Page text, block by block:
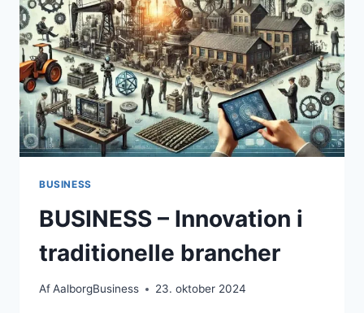
BUSINESS
BUSINESS – Innovation i
traditionelle brancher
AfAalborgBusiness 23. oktober 2024